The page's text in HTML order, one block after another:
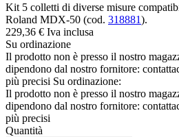
Kit 5 colletti di diverse misure
Roland MDX-50 (cod. 318881).
229,36 € Iva inclusa
Su ordinazione
Il prodotto non è presso il nostro
dipendono dal nostro fornitore:
più precisi Su ordinazione:
Il prodotto non è presso il nostro
dipendono dal nostro fornitore:
più precisi
Quantità